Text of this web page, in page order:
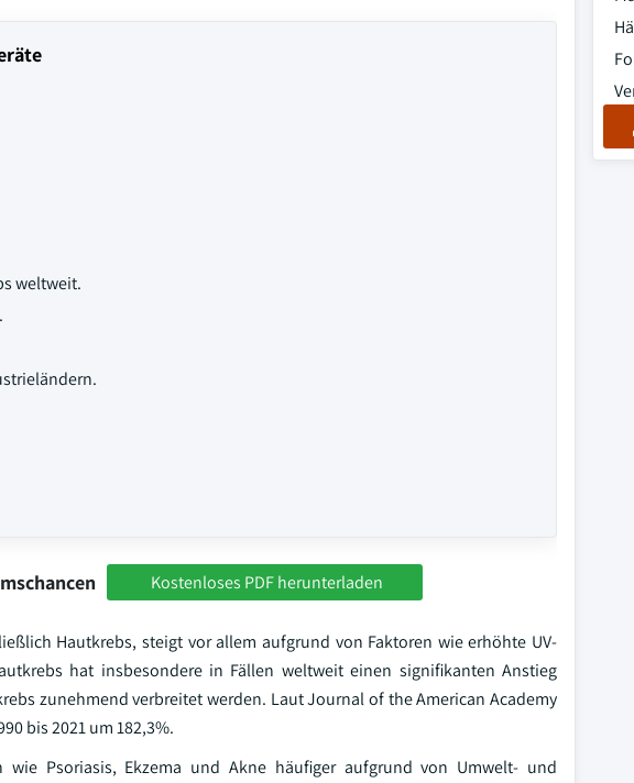
weltweit.
Kostenloses PDF herunterladen
Hautkrebs, steigt vor allem aufgrund von Faktoren wie erhöhte UV-
hat insbesondere in Fällen weltweit einen signifikanten Anstieg
zunehmend verbreitet werden. Laut Journal of the American Academy
bis 2021 um 182,3%.
Psoriasis, Ekzema und Akne häufiger aufgrund von Umwelt- und